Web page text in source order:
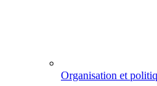
Organisation et